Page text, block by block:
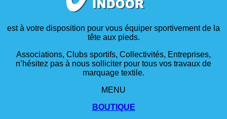
est à votre disposition pour vous équiper sportivement de la
tête aux pieds.
Associations, Clubs sportifs, Collectivités, Entreprises,
n’hésitez pas à nous solliciter pour tous vos travaux de
marquage textile.
MENU
BOUTIQUE